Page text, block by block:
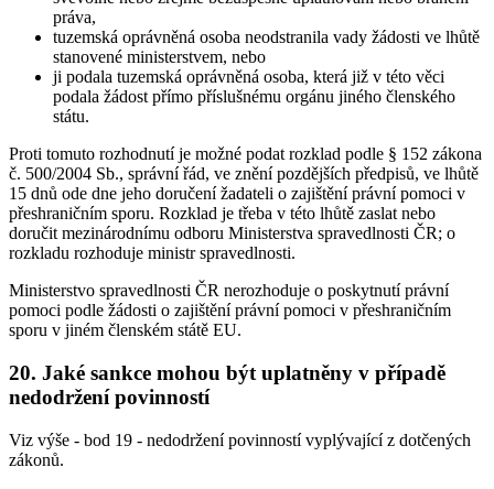
práva,
tuzemská oprávněná osoba neodstranila vady žádosti ve lhůtě
stanovené ministerstvem, nebo
ji podala tuzemská oprávněná osoba, která již v této věci
podala žádost přímo příslušnému orgánu jiného členského
státu.
Proti tomuto rozhodnutí je možné podat rozklad podle § 152 zákona
č. 500/2004 Sb., správní řád, ve znění pozdějších předpisů, ve lhůtě
15 dnů ode dne jeho doručení žadateli o zajištění právní pomoci v
přeshraničním sporu. Rozklad je třeba v této lhůtě zaslat nebo
doručit mezinárodnímu odboru Ministerstva spravedlnosti ČR; o
rozkladu rozhoduje ministr spravedlnosti.
Ministerstvo spravedlnosti ČR nerozhoduje o poskytnutí právní
pomoci podle žádosti o zajištění právní pomoci v přeshraničním
sporu v jiném členském státě EU.
20. Jaké sankce mohou být uplatněny v případě
nedodržení povinností
Viz výše - bod 19 - nedodržení povinností vyplývající z dotčených
zákonů.